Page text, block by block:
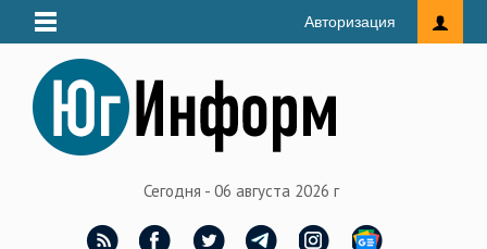
Авторизация
Сегодня - 06 августа 2026 г